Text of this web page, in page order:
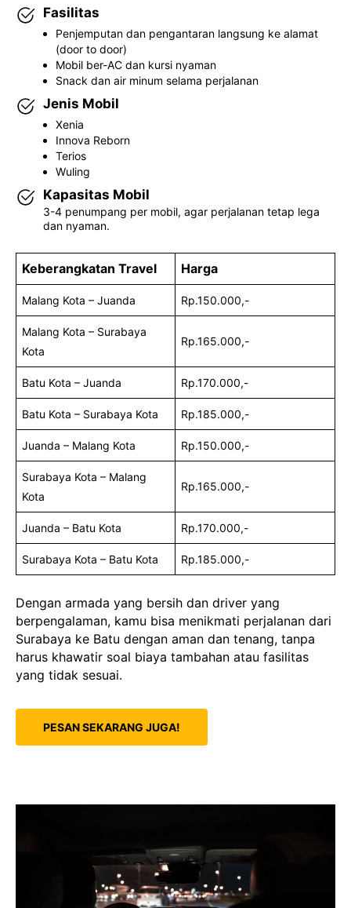
Fasilitas
Penjemputan dan pengantaran langsung ke alamat
(door to door)
Mobil ber-AC dan kursi nyaman
Snack dan air minum selama perjalanan
Jenis Mobil
Xenia
Innova Reborn
Terios
Wuling
Kapasitas Mobil
3-4 penumpang per mobil, agar perjalanan tetap lega
dan nyaman.
Keberangkatan Travel Harga
Malang Kota – Juanda Rp.150.000,-
Malang Kota – Surabaya
Kota
Rp.165.000,-
Batu Kota – Juanda Rp.170.000,-
Batu Kota – Surabaya Kota Rp.185.000,-
Juanda – Malang Kota Rp.150.000,-
Surabaya Kota – Malang
Kota
Rp.165.000,-
Juanda – Batu Kota Rp.170.000,-
Surabaya Kota – Batu Kota Rp.185.000,-
Dengan armada yang bersih dan driver yang
berpengalaman, kamu bisa menikmati perjalanan dari
Surabaya ke Batu dengan aman dan tenang, tanpa
harus khawatir soal biaya tambahan atau fasilitas
yang tidak sesuai.
PESAN SEKARANG JUGA!